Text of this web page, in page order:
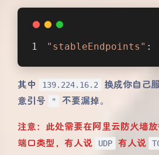
"stableEndpoints" :
其中 139.224.16.2
换成你自己
意引号
" 不要漏掉。
注意：此处需要在阿里云防火墙
端口类型，有人说
UDP 有人说